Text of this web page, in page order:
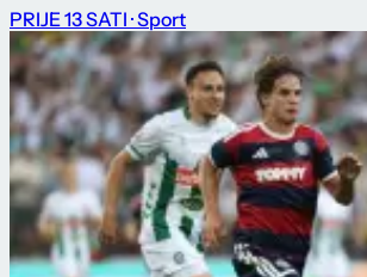
PRIJE 13 SATI · Sport